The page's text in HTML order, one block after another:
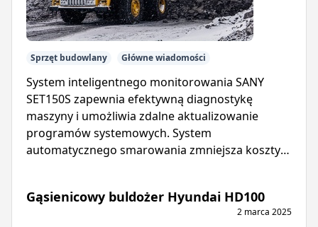
Sprzęt budowlany Główne wiadomości
System inteligentnego monitorowania SANY
SET150S zapewnia efektywną diagnostykę
maszyny i umożliwia zdalne aktualizowanie
programów systemowych. System
automatycznego smarowania zmniejsza koszty
Gąsienicowy buldożer Hyundai HD100
2 marca 2025